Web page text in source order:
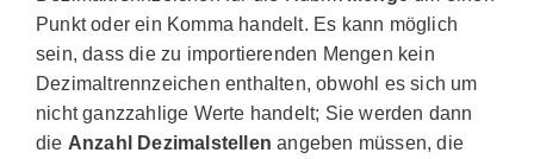
Punkt oder ein Komma handelt. Es kann möglich
sein, dass die zu importierenden Mengen kein
Dezimaltrennzeichen enthalten, obwohl es sich um
nicht ganzzahlige Werte handelt; Sie werden dann
die Anzahl Dezimalstellen angeben müssen, die